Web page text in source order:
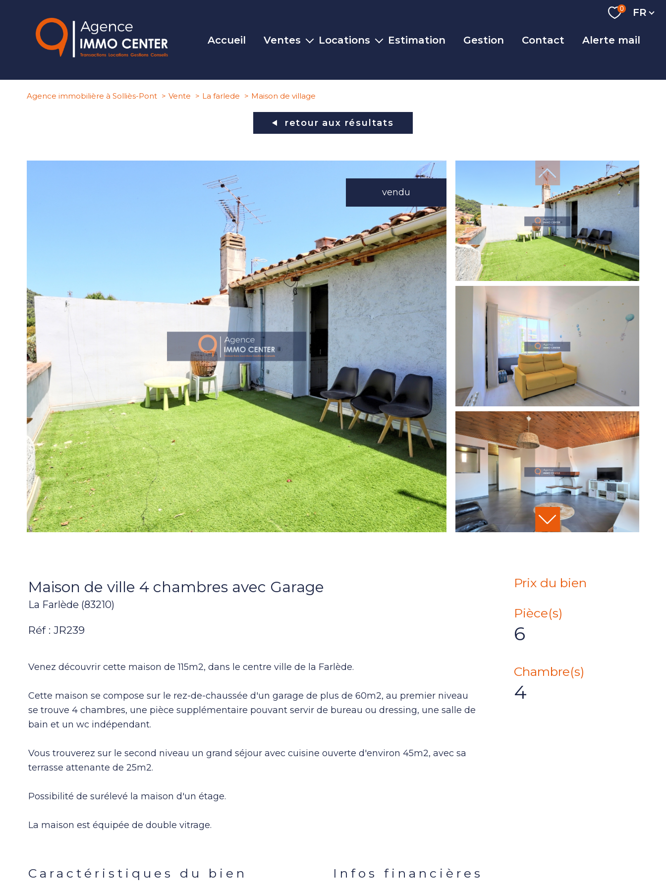
0 Langue
FR
Accueil Ventes
Commerces
Locations Estimation Gestion Contact Alerte mail
Agence immobilière à Solliès-Pont Vente La farlede Maison de village
retour aux résultats
vendu
Maison de ville 4 chambres avec Garage
La Farlède (83210)
Réf : JR239
Venez découvrir cette maison de 115m2, dans le centre ville de la Farlède.
Cette maison se compose sur le rez-de-chaussée d'un garage de plus de 60m2, au premier niveau
se trouve 4 chambres, une pièce supplémentaire pouvant servir de bureau ou dressing, une salle de
bain et un wc indépendant.
Vous trouverez sur le second niveau un grand séjour avec cuisine ouverte d'environ 45m2, avec sa
terrasse attenante de 25m2.
Possibilité de surélevé la maison d'un étage.
La maison est équipée de double vitrage.
Prix du bien
Pièce(s)
6
Chambre(s)
4
Caractéristiques du bien Infos financières